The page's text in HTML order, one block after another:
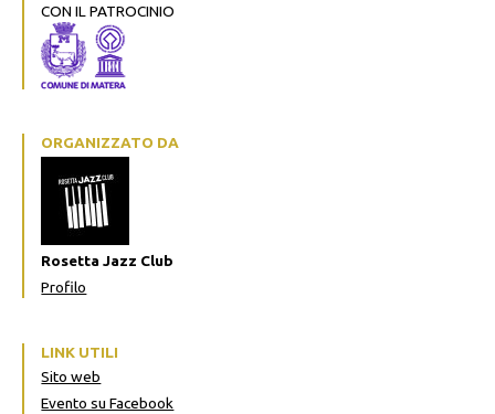
CON IL PATROCINIO
ORGANIZZATO DA
Rosetta Jazz Club
Profilo
LINK UTILI
Sito web
Evento su Facebook